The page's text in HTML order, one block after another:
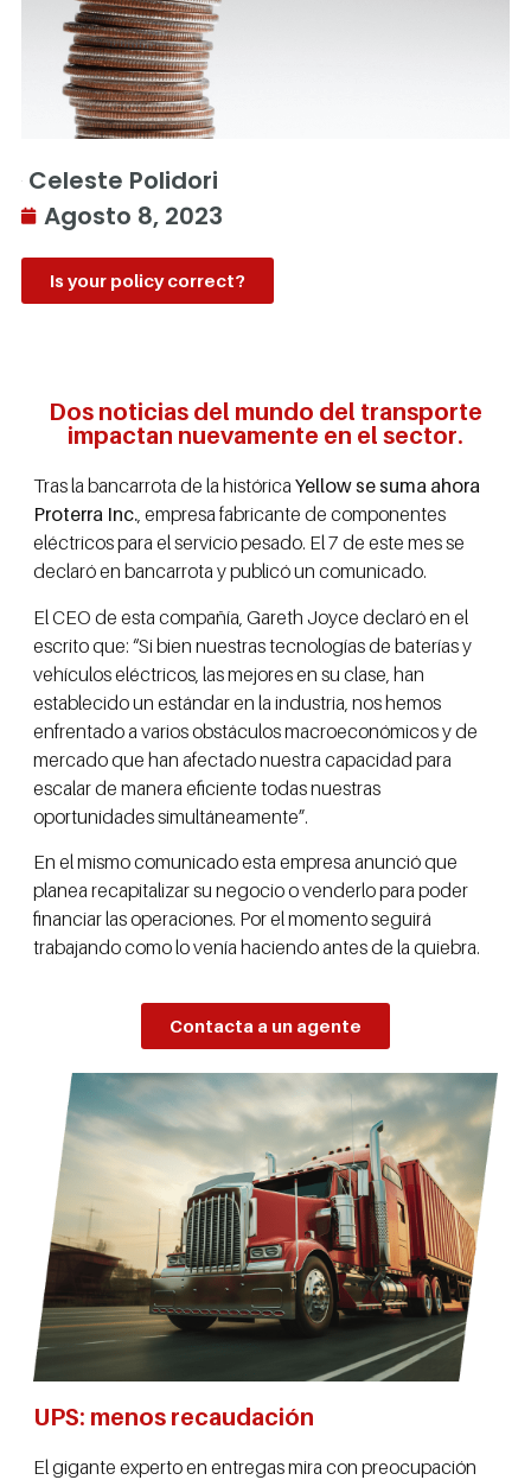
Celeste Polidori
Agosto 8, 2023
Is your policy correct?
Dos noticias del mundo del transporte
impactan nuevamente en el sector.
Tras la bancarrota de la histórica Yellow se suma ahora
Proterra Inc., empresa fabricante de componentes
eléctricos para el servicio pesado. El 7 de este mes se
declaró en bancarrota y publicó un comunicado.
El CEO de esta compañía, Gareth Joyce declaró en el
escrito que: “Si bien nuestras tecnologías de baterías y
vehículos eléctricos, las mejores en su clase, han
establecido un estándar en la industria, nos hemos
enfrentado a varios obstáculos macroeconómicos y de
mercado que han afectado nuestra capacidad para
escalar de manera eficiente todas nuestras
oportunidades simultáneamente”.
En el mismo comunicado esta empresa anunció que
planea recapitalizar su negocio o venderlo para poder
financiar las operaciones. Por el momento seguirá
trabajando como lo venía haciendo antes de la quiebra.
Contacta a un agente
UPS: menos recaudación
El gigante experto en entregas mira con preocupación